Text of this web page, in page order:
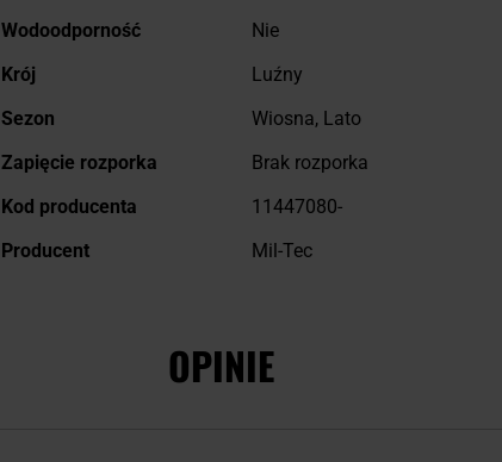
Wodoodporność
Nie
Krój
Luźny
Sezon
Wiosna, Lato
Zapięcie rozporka
Brak rozporka
Kod producenta
11447080-
Producent
Mil-Tec
OPINIE